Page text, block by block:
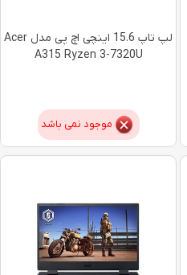
لپ تاپ 15.6 اینچی اچ پی مدل Acer
A315 Ryzen 3-7320U
موجود نمی باشد